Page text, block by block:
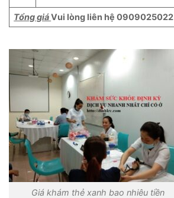
Tổng giáVui lòng liên hệ 0909025022
Giá khám thẻ xanh bao nhiêu tiền